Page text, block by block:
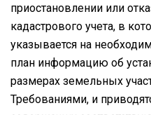
приостановлении или
кадастрового учета, в
указывается на
план информацию об
размерах земельных
Требованиями, и